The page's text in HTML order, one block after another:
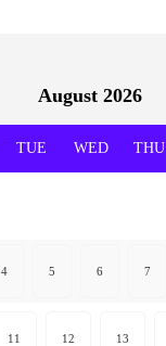
August 2026
TUE WED THU
4 5 6 7
11 12 13